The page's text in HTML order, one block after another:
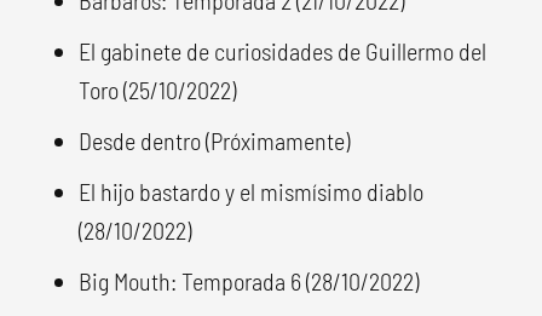
El gabinete de curiosidades de Guillermo del
Toro (25/10/2022)
Desde dentro (Próximamente)
El hijo bastardo y el mismísimo diablo
(28/10/2022)
Big Mouth: Temporada 6 (28/10/2022)